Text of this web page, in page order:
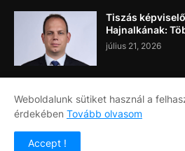
Tiszás
Hajnalkának:
július 21, 2026
Címlap Rólunk
Weboldalunk sütiket használ a
érdekében Tovább olvasom
Accept !